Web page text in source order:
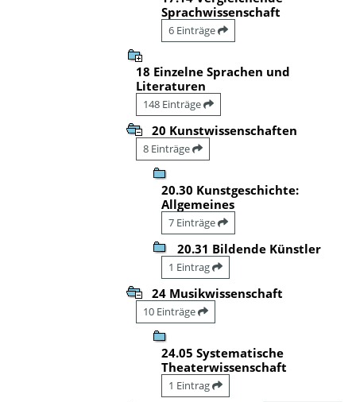
Sprachwissenschaft
6 Einträge
18 Einzelne Sprachen und
Literaturen
148 Einträge
20 Kunstwissenschaften
8 Einträge
20.30 Kunstgeschichte:
Allgemeines
7 Einträge
20.31 Bildende Künstler
1 Eintrag
24 Musikwissenschaft
10 Einträge
24.05 Systematische
Theaterwissenschaft
1 Eintrag